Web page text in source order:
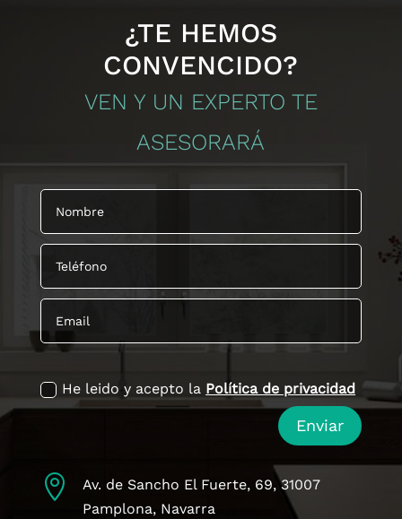
¿TE HEMOS
CONVENCIDO?
VEN Y UN EXPERTO TE
ASESORARÁ
politica de privacidad
He leido y acepto la Política de privacidad
Enviar

Av. de Sancho El Fuerte, 69, 31007
Pamplona, Navarra